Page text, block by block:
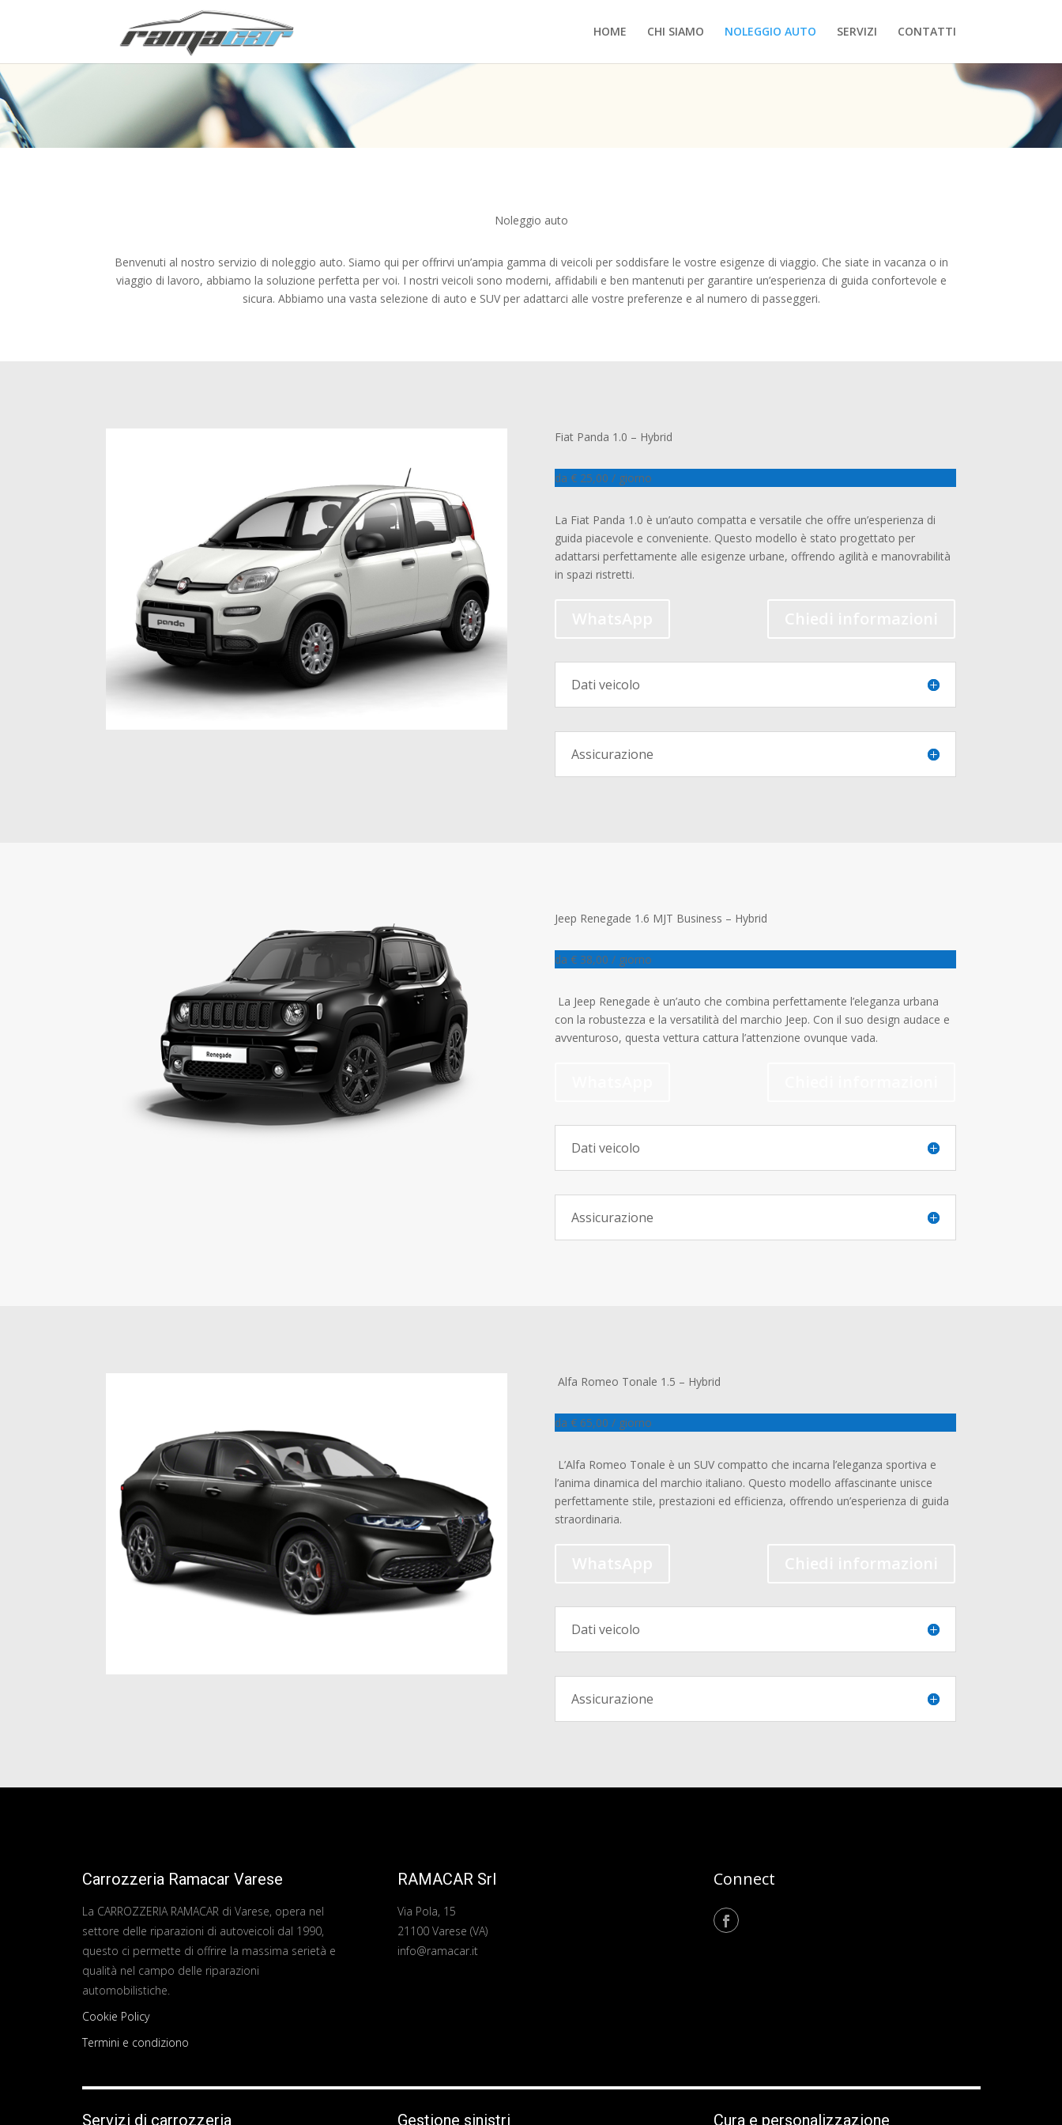
HOME CHI SIAMO NOLEGGIO AUTO SERVIZI CONTATTI
Noleggio auto
Benvenuti al nostro servizio di noleggio auto. Siamo qui per offrirvi un’ampia gamma di veicoli per soddisfare le vostre esigenze di viaggio. Che siate in vacanza o in
viaggio di lavoro, abbiamo la soluzione perfetta per voi. I nostri veicoli sono moderni, affidabili e ben mantenuti per garantire un’esperienza di guida confortevole e
sicura. Abbiamo una vasta selezione di auto e SUV per adattarci alle vostre preferenze e al numero di passeggeri.
Fiat Panda 1.0 – Hybrid
da € 25,00 / giorno
La Fiat Panda 1.0 è un’auto compatta e versatile che offre un’esperienza di
guida piacevole e conveniente. Questo modello è stato progettato per
adattarsi perfettamente alle esigenze urbane, offrendo agilità e manovrabilità
in spazi ristretti.
Dati veicolo
Assicurazione
Jeep Renegade 1.6 MJT Business – Hybrid
da € 38,00 / giorno
La Jeep Renegade è un’auto che combina perfettamente l’eleganza urbana
con la robustezza e la versatilità del marchio Jeep. Con il suo design audace e
avventuroso, questa vettura cattura l’attenzione ovunque vada.
Dati veicolo
Assicurazione
Alfa Romeo Tonale 1.5 – Hybrid
da € 65,00 / giorno
L’Alfa Romeo Tonale è un SUV compatto che incarna l’eleganza sportiva e
l’anima dinamica del marchio italiano. Questo modello affascinante unisce
perfettamente stile, prestazioni ed efficienza, offrendo un’esperienza di guida
straordinaria.
Dati veicolo
Assicurazione
Carrozzeria Ramacar Varese
La CARROZZERIA RAMACAR di Varese, opera nel
settore delle riparazioni di autoveicoli dal 1990,
questo ci permette di offrire la massima serietà e
qualità nel campo delle riparazioni
automobilistiche.
Cookie Policy
Termini e condiziono
RAMACAR Srl
Via Pola, 15
21100 Varese (VA)
info@ramacar.it
Connect
Servizi di carrozzeria Gestione sinistri Cura e personalizzazione